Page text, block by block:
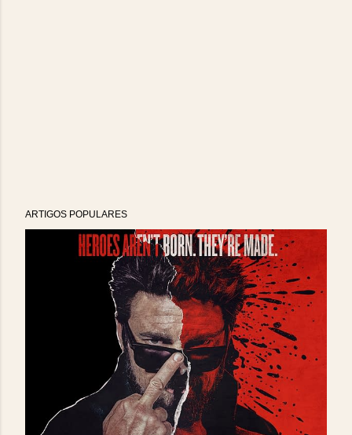
ARTIGOS POPULARES